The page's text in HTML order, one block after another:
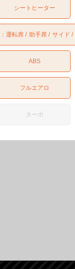
シートヒーター
運転席 助手席 サイド
ABS
フルエアロ
ターボ